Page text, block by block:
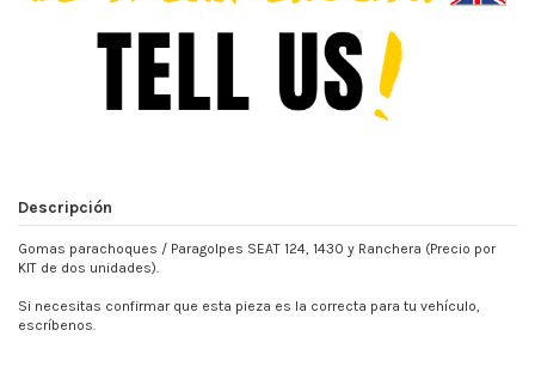
Descripción
Gomas parachoques / Paragolpes SEAT 124, 1430 y Ranchera (Precio por
KIT de dos unidades).
Si necesitas confirmar que esta pieza es la correcta para tu vehículo,
escríbenos.